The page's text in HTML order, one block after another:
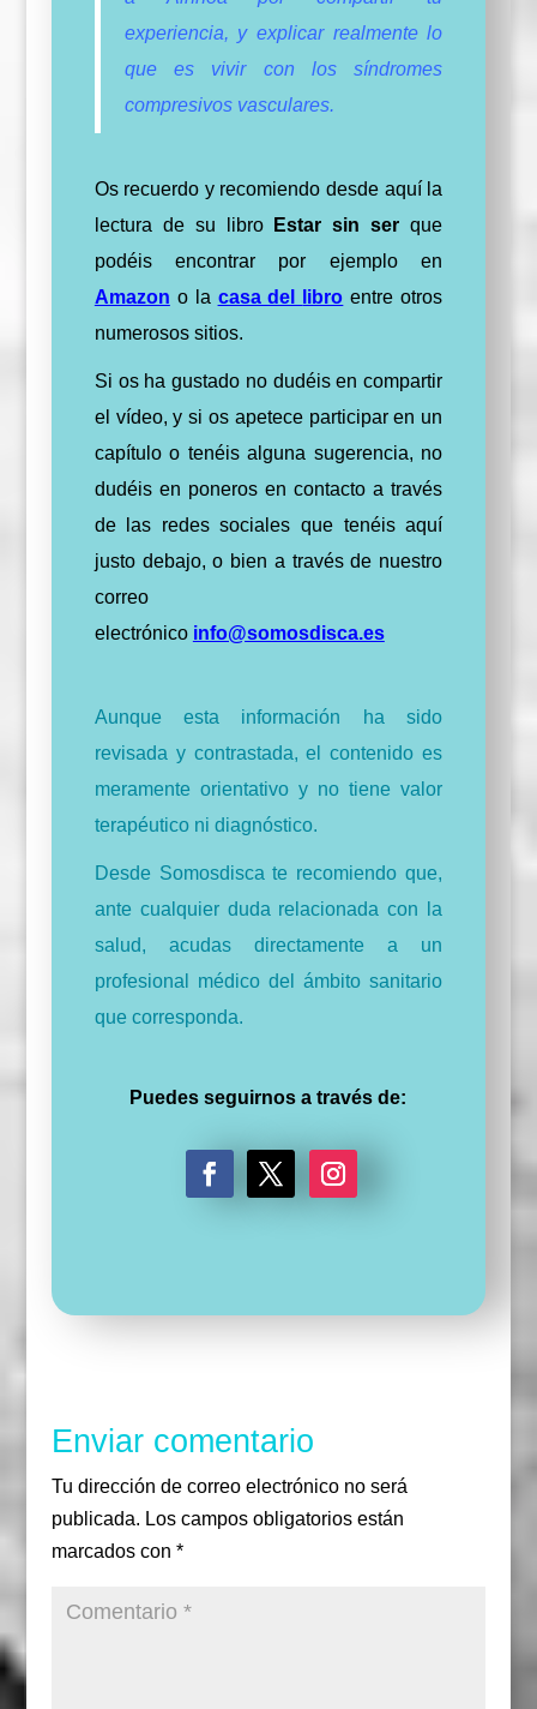
experiencia, y explicar realmente lo
que es vivir con los síndromes
compresivos vasculares.
Os recuerdo y recomiendo desde aquí la
lectura de su libro
Estar sin ser que
podéis encontrar por ejemplo en
Amazon o la casa del libro entre otros
numerosos sitios.
Si os ha gustado no dudéis en compartir
el vídeo, y si os apetece participar en un
capítulo o tenéis alguna sugerencia, no
dudéis en poneros en contacto a través
de las redes sociales que tenéis aquí
justo debajo,o bien a través de nuestro
correo
electrónico info@somosdisca.es
Aunque esta información ha sido
revisada y contrastada, el contenido es
meramente orientativo y no tiene valor
terapéutico ni diagnóstico.
Desde Somosdisca te recomiendo que,
ante cualquier duda relacionada con la
salud, acudas directamente a un
profesional médico del ámbito sanitario
que corresponda.
Puedes seguirnos a través de:
Enviar comentario
Tu dirección de correo electrónico no será
publicada. Los campos obligatorios están
marcados con *